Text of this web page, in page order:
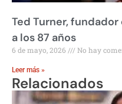
Ted Turner,
a los 87 años
6 de mayo, 2026 No hay
Leer más »
Relacionados